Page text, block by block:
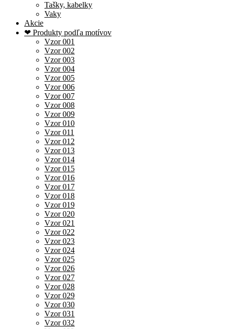
Tašky, kabelky
Vaky
Akcie
❤ Produkty podľa motívov
Vzor 001
Vzor 002
Vzor 003
Vzor 004
Vzor 005
Vzor 006
Vzor 007
Vzor 008
Vzor 009
Vzor 010
Vzor 011
Vzor 012
Vzor 013
Vzor 014
Vzor 015
Vzor 016
Vzor 017
Vzor 018
Vzor 019
Vzor 020
Vzor 021
Vzor 022
Vzor 023
Vzor 024
Vzor 025
Vzor 026
Vzor 027
Vzor 028
Vzor 029
Vzor 030
Vzor 031
Vzor 032